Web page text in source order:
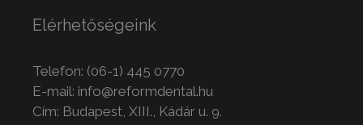
Elérhetőségeink
Telefon: (06-1) 445 0770
E-mail: info@reformdental.hu
Cím: Budapest, XIII., Kádár u. 9.